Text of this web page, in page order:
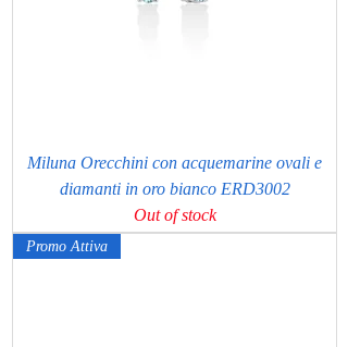
Miluna Orecchini con acquemarine ovali e
diamanti in oro bianco ERD3002
Out of stock
Promo Attiva